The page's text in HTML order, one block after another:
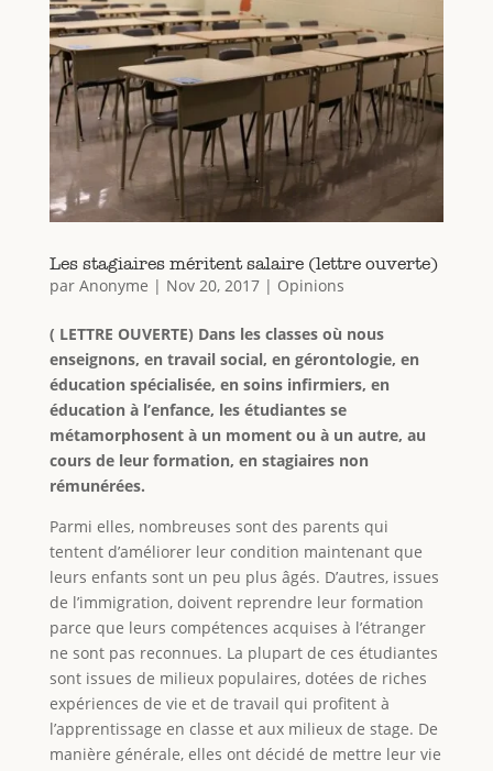
Les stagiaires méritent salaire (lettre ouverte)
par Anonyme | Nov 20, 2017| Opinions
( LETTRE OUVERTE) Dans les classes où nous
enseignons, en travail social, en gérontologie, en
éducation spécialisée, en soins infirmiers, en
éducation à l’enfance, les étudiantes se
métamorphosent à un moment ou à un autre, au
cours de leur formation, en stagiaires non
rémunérées.
Parmi elles, nombreuses sont des parents qui
tentent d’améliorer leur condition maintenant que
leurs enfants sont un peu plus âgés. D’autres, issues
de l’immigration, doivent reprendre leur formation
parce que leurs compétences acquises à l’étranger
ne sont pas reconnues. La plupart de ces étudiantes
sont issues de milieux populaires, dotées de riches
expériences de vie et de travail qui profitent à
l’apprentissage en classe et aux milieux de stage. De
manière générale, elles ont décidé de mettre leur vie